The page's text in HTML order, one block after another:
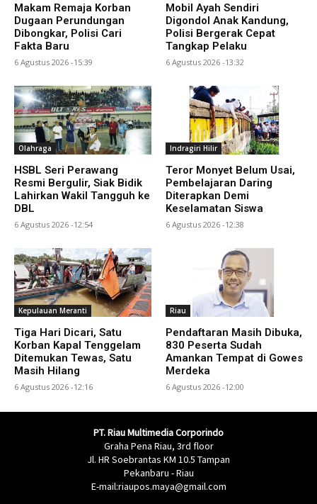
Makam Remaja Korban
Dugaan Perundungan
Dibongkar, Polisi Cari
Fakta Baru
6 Agustus 2026 -15:39
Mobil Ayah Sendiri
Digondol Anak Kandung,
Polisi Bergerak Cepat
Tangkap Pelaku
6 Agustus 2026 -13:32
Olahraga
HSBL Seri Perawang
Resmi Bergulir, Siak Bidik
Lahirkan Wakil Tangguh ke
DBL
6 Agustus 2026 -12:54
Indragiri Hilir
Teror Monyet Belum Usai,
Pembelajaran Daring
Diterapkan Demi
Keselamatan Siswa
6 Agustus 2026 -12:38
Kepulauan Meranti
Tiga Hari Dicari, Satu
Korban Kapal Tenggelam
Ditemukan Tewas, Satu
Masih Hilang
6 Agustus 2026 -12:16
Riau
Pendaftaran Masih Dibuka,
830 Peserta Sudah
Amankan Tempat di Gowes
Merdeka
6 Agustus 2026 -12:00
PT. Riau Multimedia Corporindo
Graha Pena Riau, 3rd floor
Jl. HR Soebrantas KM 10.5 Tampan
Pekanbaru - Riau
E-mail:riaupos.maya@gmail.com